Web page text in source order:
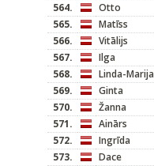
564.
Otto
565.
Matīss
566.
Vitālijs
567.
Ilga
568.
Linda-Marija
569.
Ginta
570.
Žanna
571.
Ainārs
572.
Ingrīda
573.
Dace